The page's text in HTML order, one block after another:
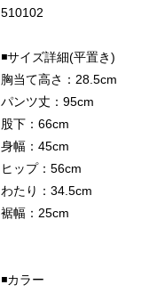
510102
◾️サイズ詳細(平置き)
胸当て高さ：28.5cm
パンツ丈：95cm
股下：66cm
身幅：45cm
ヒップ：56cm
わたり：34.5cm
裾幅：25cm
◾️カラー